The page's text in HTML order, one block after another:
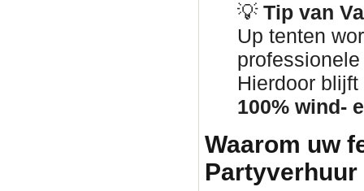
💡 Tip van
Up tenten
Hierdoor
100% wind-
Waarom uw
Partyverhuur